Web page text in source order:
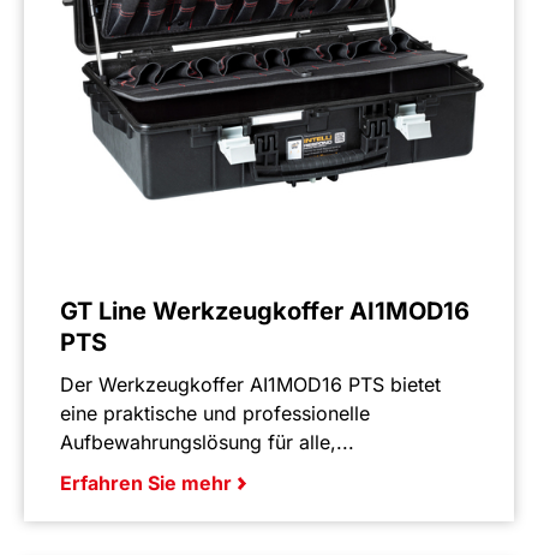
GT Line Werkzeugkoffer AI1MOD16
PTS
Der Werkzeugkoffer AI1MOD16 PTS bietet
eine praktische und professionelle
Aufbewahrungslösung für alle,...
Erfahren Sie mehr